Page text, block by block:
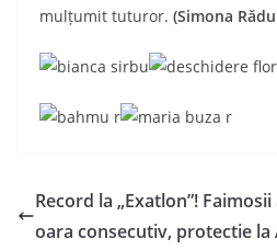
mulțumit tuturor. (Simona
Record la „Exatlon”!
oara consecutiv, protectie la